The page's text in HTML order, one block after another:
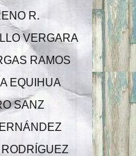
R.
VERGARA
RAMOS
EQUIHUA
SANZ